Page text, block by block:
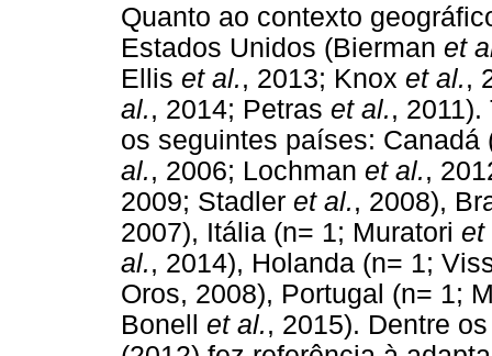
Quanto ao contexto
Estados Unidos (Bierman et
Ellis et al., 2013; Knox et al.,
al., 2014; Petras et al.,
os seguintes países:
al., 2006; Lochman et al.,
2009; Stadler et al., 2008),
2007), Itália (n= 1; Muratori et
al., 2014), Holanda (n= 1;
Oros, 2008), Portugal (n= 1;
Bonell et al., 2015). Dentre